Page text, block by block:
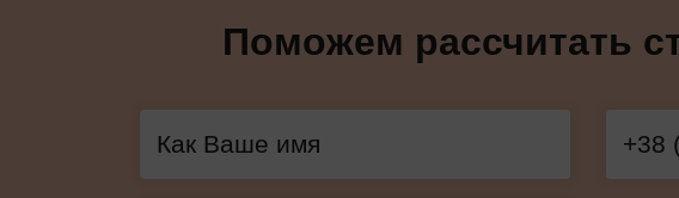
Поможем рассчитать